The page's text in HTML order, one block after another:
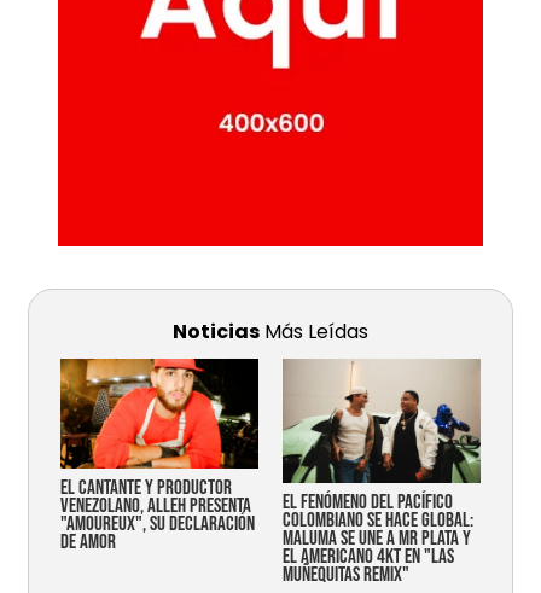
Noticias Más Leídas
EL CANTANTE Y PRODUCTOR
VENEZOLANO, ALLEH PRESENTA
"AMOUREUX", SU DECLARACIÓN
DE AMOR
EL FENÓMENO DEL PACÍFICO
COLOMBIANO SE HACE GLOBAL:
MALUMA SE UNE A MR PLATA Y
EL AMERICANO 4KT EN "LAS
MUÑEQUITAS REMIX"